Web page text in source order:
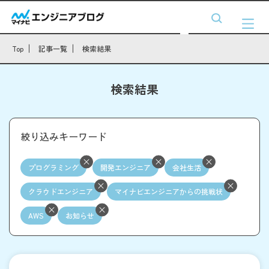
Top 記事一覧 検索結果
検索結果
絞り込みキーワード
プログラミング 開発エンジニア 会社生活
クラウドエンジニア マイナビエンジニアからの挑戦状
AWS お知らせ